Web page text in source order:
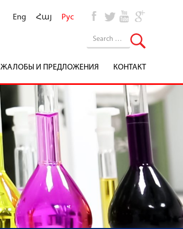
Eng Հայ Рус
ЖАЛОБЫ И ПРЕДЛОЖЕНИЯ КОНТАКТ